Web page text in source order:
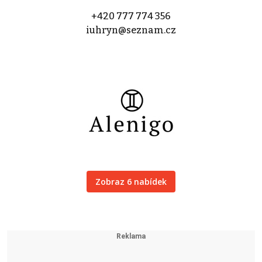
+420 777 774 356
iuhryn@seznam.cz
Zobraz 6 nabídek